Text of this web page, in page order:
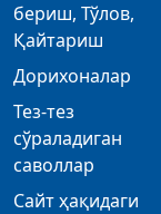
бериш, Тўлов,
Қайтариш
Дорихоналар
Тез-тез
сўраладиган
саволлар
Сайт ҳақидаги